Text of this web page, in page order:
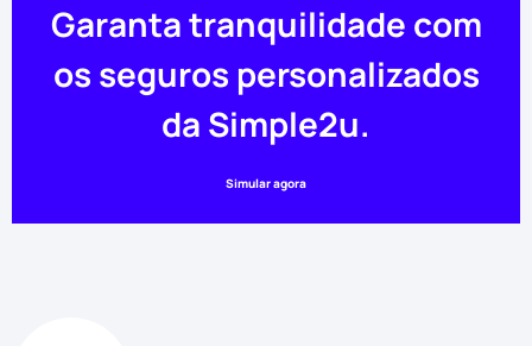
Garanta tranquilidade com
os seguros personalizados
da Simple2u.
Simular agora